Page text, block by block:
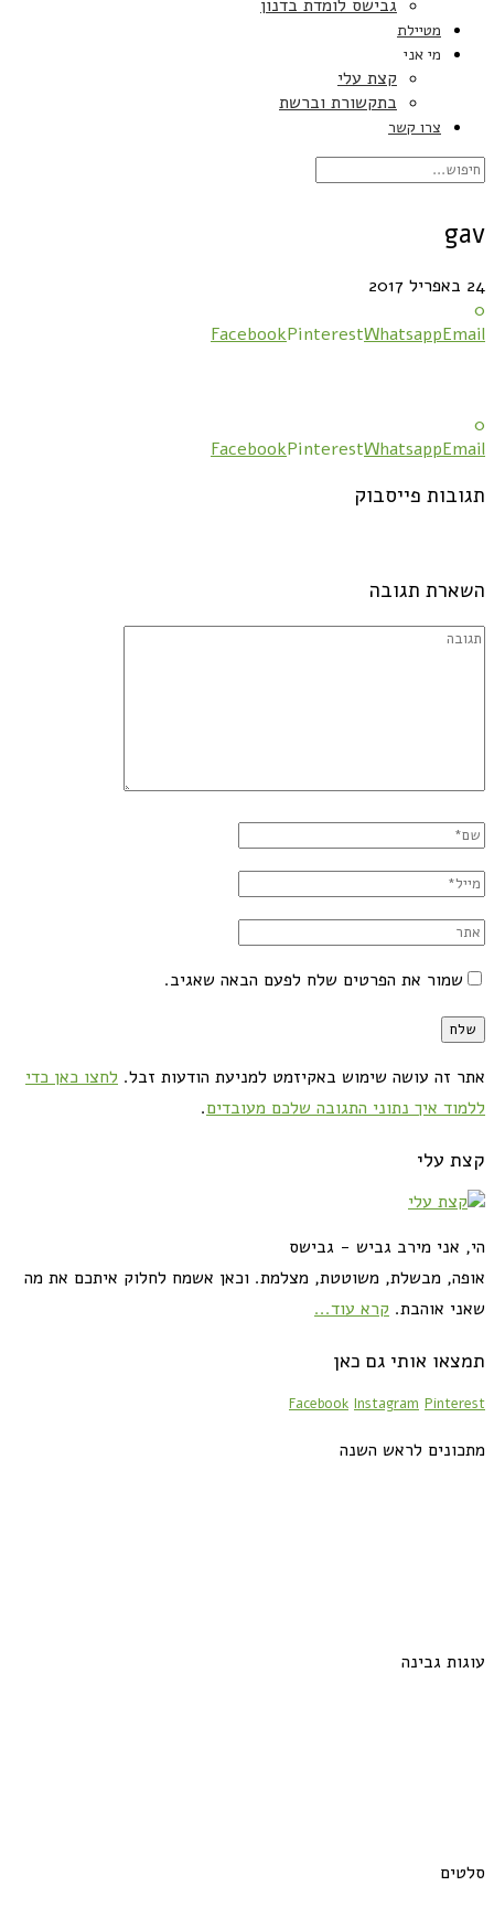
גבישס לומדת בדנון
מטיילת
מי אני
קצת עלי
בתקשורת וברשת
צרו קשר
gav
24 באפריל 2017
0
FacebookPinterestWhatsappEmail
0
FacebookPinterestWhatsappEmail
תגובות פייסבוק
השארת תגובה
שמור את הפרטים שלח לפעם הבאה שאגיב.
אתר זה עושה שימוש באקיזמט למניעת הודעות זבל. לחצו כאן כדי
ללמוד איך נתוני התגובה שלכם מעובדים.
קצת עלי
הי, אני מירב גביש - גבישס
אופה, מבשלת, משוטטת, מצלמת. וכאן אשמח לחלוק איתכם את מה
שאני אוהבת. קרא עוד...
תמצאו אותי גם כאן
Facebook Instagram Pinterest
מתכונים לראש השנה
עוגות גבינה
סלטים